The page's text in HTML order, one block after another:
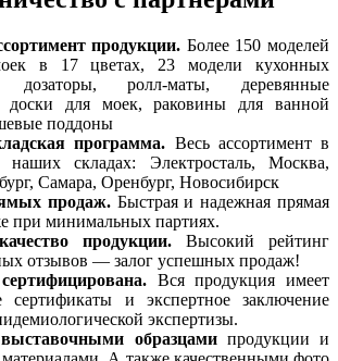
продукции. Более 150 моделей
в 17 цветах, 23 модели кухонных
дозаторы, ролл-маты, деревянные
доски для моек, раковины для ванной
поддоны
программа. Весь ассортимент в
складах: Электросталь, Москва,
Самара, Оренбург, Новосибирск
продаж.Быстрая и надежная прямая
при минимальных партиях.
продукции. Высокий рейтинг
отзывов — залог успешных продаж!
Вся продукция имеет
сертификаты и экспертное заключение
экспертизы.
образцамипродукции и